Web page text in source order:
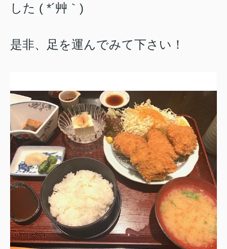
した ( *´艸｀)
是非、足を運んでみて下さい！